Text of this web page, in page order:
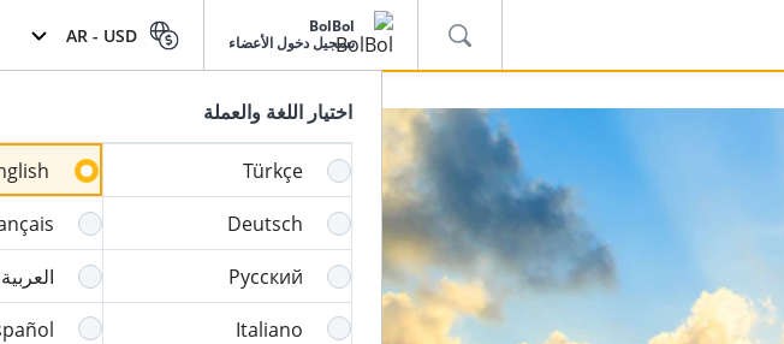
BolBol
تسجيل دخول الأعضاء
AR - USD
اختيار اللغة والعملة
Türkçe
Deutsch
Русский
العربية
Italiano